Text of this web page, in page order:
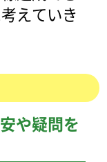
えていき
や疑問を